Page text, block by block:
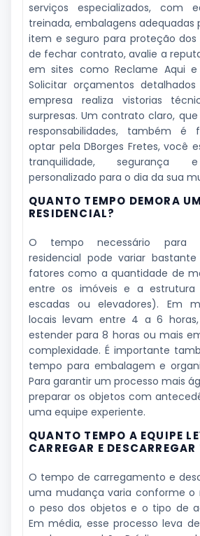
serviços especializados, com
treinada, embalagens adequadas
item e seguro para proteção dos
de fechar contrato, avalie a
em sites como Reclame Aqui e
Solicitar orçamentos
empresa realiza vistorias
surpresas. Um contrato claro,
responsabilidades, também é
optar pela DBorges Fretes, você
tranquilidade, segurança
personalizado para o dia da sua
QUANTO TEMPO DEMORA
RESIDENCIAL?
O tempo necessário para
residencial pode variar
fatores como a quantidade de
entre os imóveis e a
escadas ou elevadores). Em
locais levam entre 4 a 6
estender para 8 horas ou mais
complexidade. É importante
tempo para embalagem e
Para garantir um processo mais
preparar os objetos com
uma equipe experiente.
QUANTO TEMPO A EQUIPE
CARREGAR E DESCARREGAR
O tempo de carregamento e
uma mudança varia conforme o
o peso dos objetos e o tipo de
Em média, esse processo leva